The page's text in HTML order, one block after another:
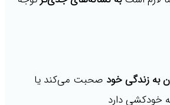
به زندگی خود صحبت می‌کند یا
خودکشی دارد